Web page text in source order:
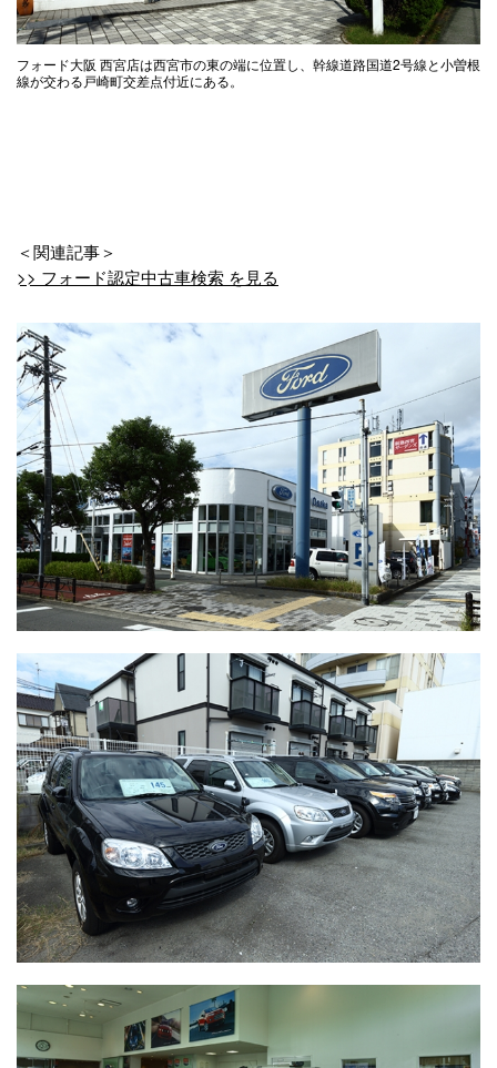
フォード大阪 西宮店は西宮市の東の端に位置し、幹線道路国道2号線と小曽根
線が交わる戸崎町交差点付近にある。
＜関連記事＞
>> フォード認定中古車検索 を見る